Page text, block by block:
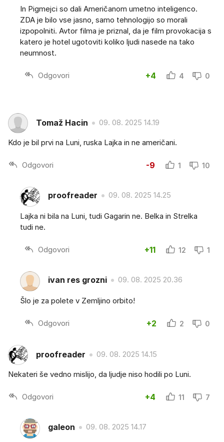
In Pigmejci so dali Američanom umetno inteligenco.
ZDA je bilo vse jasno, samo tehnologijo so morali
izpopolniti. Avtor filma je priznal, da je film provokacija s
katero je hotel ugotoviti koliko ljudi nasede na tako
neumnost.
Odgovori +4 4 0
Tomaž Hacin 09. 08. 2025 14.19
Kdo je bil prvi na Luni, ruska Lajka in ne američani.
Odgovori -9 1 10
proofreader 09. 08. 2025 14.25
Lajka ni bila na Luni, tudi Gagarin ne. Belka in Strelka
tudi ne.
Odgovori +11 12 1
ivan res grozni 09. 08. 2025 20.36
Šlo je za polete v Zemljino orbito!
Odgovori +2 2 0
proofreader 09. 08. 2025 14.15
Nekateri še vedno mislijo, da ljudje niso hodili po Luni.
Odgovori +4 11 7
galeon 09. 08. 2025 14.17